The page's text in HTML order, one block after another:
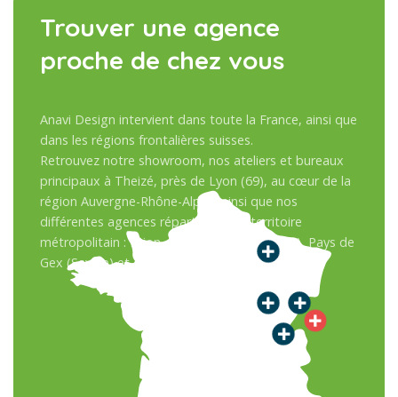
Trouver une agence
proche de chez vous
Anavi Design intervient dans toute la France, ainsi que
dans les régions frontalières suisses.
Retrouvez notre showroom, nos ateliers et bureaux
principaux à Theizé, près de Lyon (69), au cœur de la
région Auvergne-Rhône-Alpes, ainsi que nos
différentes agences réparties sur le territoire
métropolitain : Dijon, Besançon, Sens (Paris), Pays de
Gex (Savoie) et en Suisse.